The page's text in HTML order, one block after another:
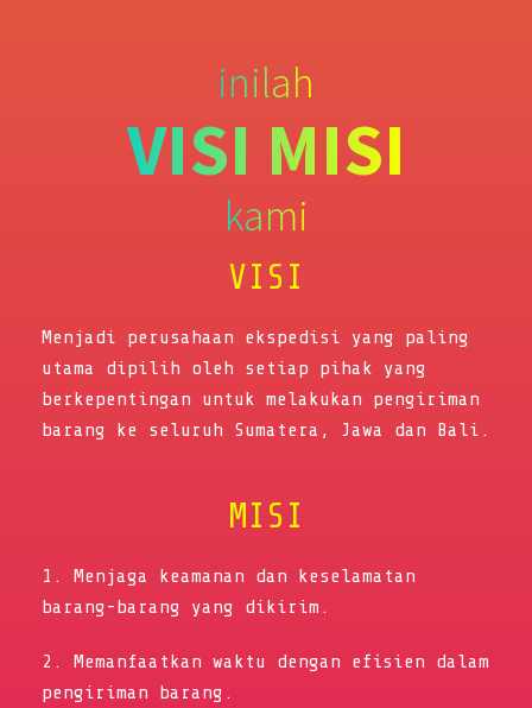
inilah
VISI MISI
kami
VISI
Menjadi perusahaan ekspedisi yang paling
utama dipilih oleh setiap pihak yang
berkepentingan untuk melakukan pengiriman
barang ke seluruh Sumatera, Jawa dan Bali.
MISI
1. Menjaga keamanan dan keselamatan
barang-barang yang dikirim.
2. Memanfaatkan waktu dengan efisien dalam
pengiriman barang.